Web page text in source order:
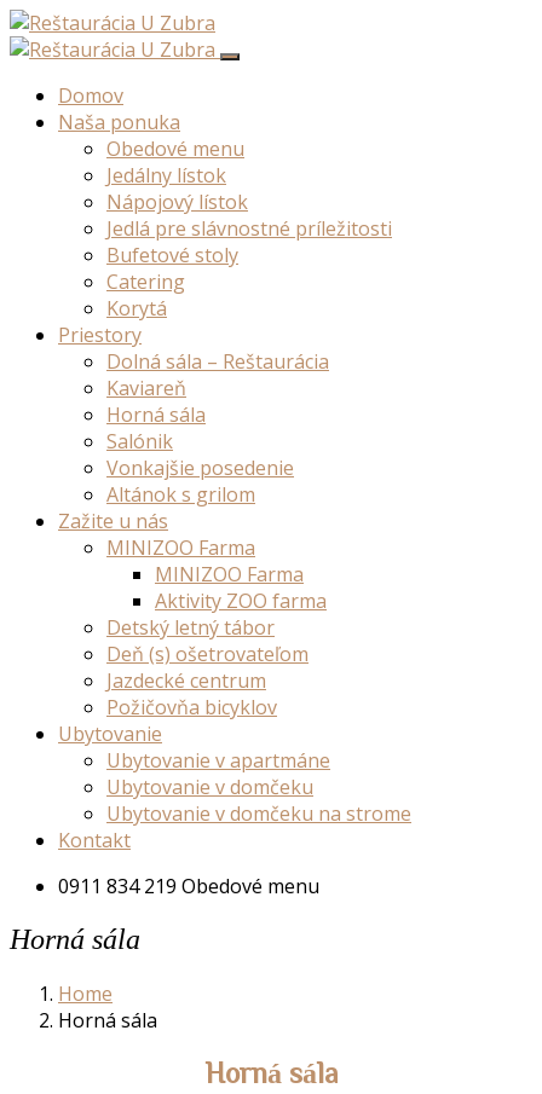
Domov
Naša ponuka
Obedové menu
Jedálny lístok
Nápojový lístok
Jedlá pre slávnostné príležitosti
Bufetové stoly
Catering
Korytá
Priestory
Dolná sála – Reštaurácia
Kaviareň
Horná sála
Salónik
Vonkajšie posedenie
Altánok s grilom
Zažite u nás
MINIZOO Farma
MINIZOO Farma
Aktivity ZOO farma
Detský letný tábor
Deň (s) ošetrovateľom
Jazdecké centrum
Požičovňa bicyklov
Ubytovanie
Ubytovanie v apartmáne
Ubytovanie v domčeku
Ubytovanie v domčeku na strome
Kontakt
0911 834 219 Obedové menu
Horná sála
Home
Horná sála
Horná sála